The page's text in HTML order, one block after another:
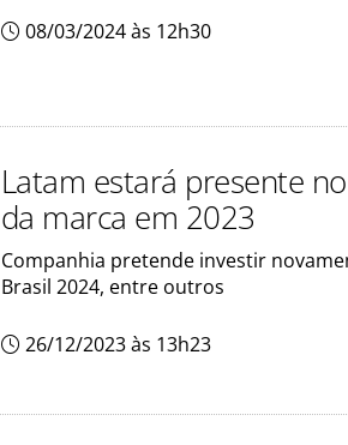
08/03/2024 às 12h30
Latam estará presente
da marca em 2023
Companhia pretende investir
Brasil 2024, entre outros
26/12/2023 às 13h23